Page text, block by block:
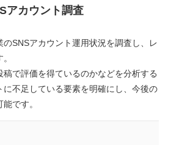
アカウント調査
SNSアカウント運用状況を調査し、レ
で評価を得ているのかなどを分析する
に不足している要素を明確にし、今後の
です。